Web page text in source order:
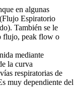
en algunas
Espiratorio
También se le
flujo, peak flow o
mediante
la curva
respiratorias de
muy dependiente del